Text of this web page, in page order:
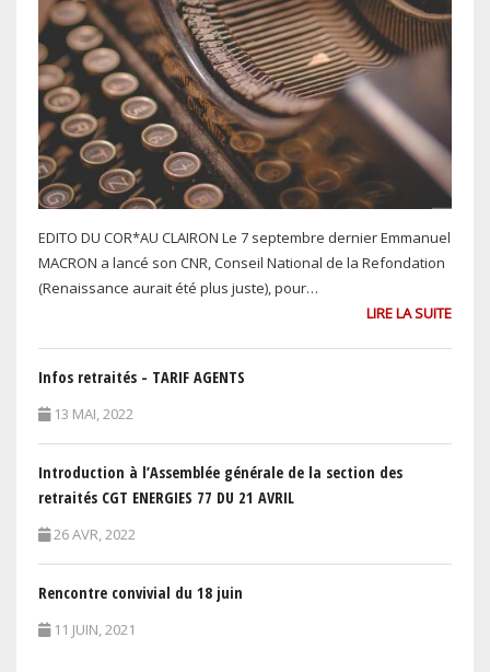
EDITO DU COR*AU CLAIRON Le 7 septembre dernier Emmanuel
MACRON a lancé son CNR, Conseil National de la Refondation
(Renaissance aurait été plus juste), pour…
LIRE LA SUITE
Infos retraités - TARIF AGENTS
13 MAI, 2022
Introduction à l’Assemblée générale de la section des
retraités CGT ENERGIES 77 DU 21 AVRIL
26 AVR, 2022
Rencontre convivial du 18 juin
11 JUIN, 2021